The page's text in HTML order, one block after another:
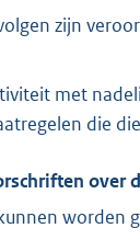
zijn
met
die
over
worden